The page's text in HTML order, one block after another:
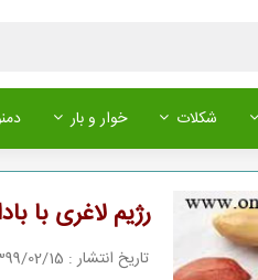
شکلات خوار و بار
رژیم لاغری با
تاریخ انتشار : 1399/02/15 22:18:58